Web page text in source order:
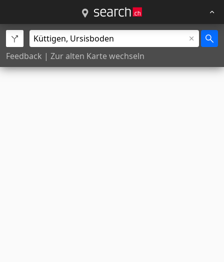
Feedback | Zur alten Karte wechseln